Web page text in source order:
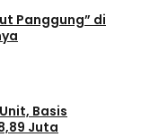
Panggung” di
Basis
Juta